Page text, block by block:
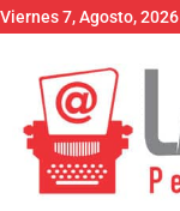
Viernes 7, Agosto, 2026